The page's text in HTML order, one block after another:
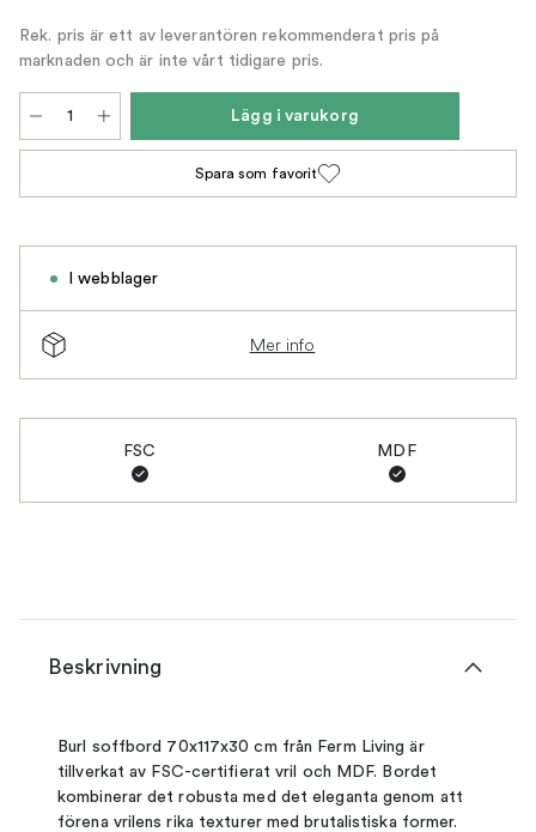
Rek. pris är ett av leverantören rekommenderat pris på
marknaden och är inte vårt tidigare pris.
Lägg i varukorg
Spara som favorit
I webblager
Mer info
FSC MDF
Beskrivning
Burl soffbord 70x117x30 cm från Ferm Living är
tillverkat av FSC-certifierat vril och MDF. Bordet
kombinerar det robusta med det eleganta genom att
förena vrilens rika texturer med brutalistiska former.